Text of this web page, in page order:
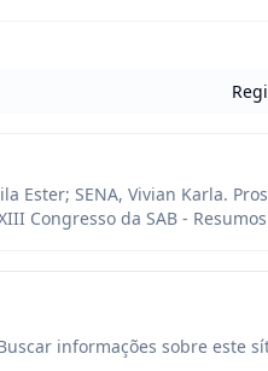
Ester; SENA, Vivian Karla.
Congresso da SAB -
informações sobre este